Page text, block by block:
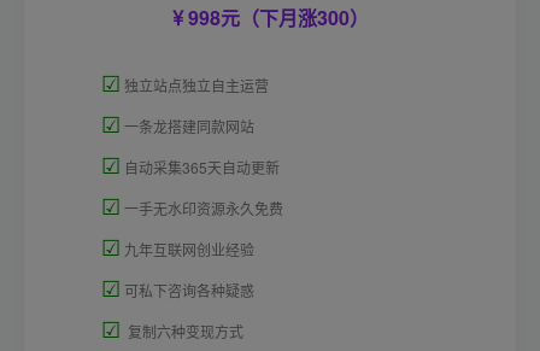
998元（下月涨300）
☑ 独立站点独立自主运营
☑ 一条龙搭建同款网站
☑ 自动采集365天自动更新
☑ 一手无水印资源永久免费
☑ 九年互联网创业经验
☑ 可私下咨询各种疑惑
☑ 复制六种变现方式